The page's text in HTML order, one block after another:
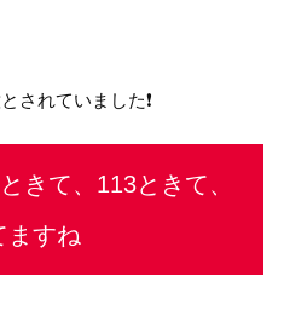
されていました❗
きて、113ときて、
ますね